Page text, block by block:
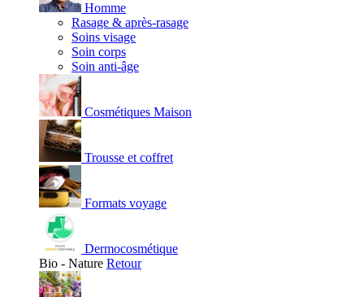
Homme
Rasage & après-rasage
Soins visage
Soin corps
Soin anti-âge
Cosmétiques Maison
Trousse et coffret
Formats voyage
Dermocosmétique
Bio - Nature Retour